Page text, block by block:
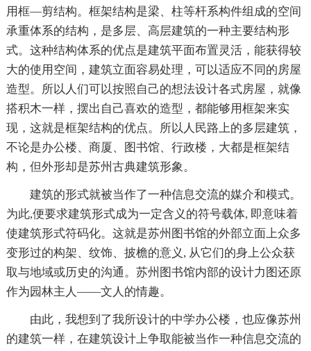
用框—剪结构。框架结构是梁、柱等杆系构件组成的空间
承重体系的结构，是多层、高层建筑的一种主要结构形
式。这种结构体系的优点是建筑平面布置灵活，能获得较
大的使用空间，建筑立面容易处理，可以适应不同的房屋
造型。所以人们可以按照自己的想法设计各式房屋，就像
搭积木一样，摆出自己喜欢的造型，都能够用框架来实
现，这就是框架结构的优点。所以人民路上的多层建筑，
不论是办公楼、商厦、图书馆、行政楼，大都是框架结
构，但外形却是苏州古典建筑形象。
建筑的形式就被当作了一种信息交流的媒介和模式。
为此,便要求建筑形式成为一定含义的符号载体, 即意味着
使建筑形式符码化。这就是苏州图书馆的外部立面上众多
变形过的构架、纹饰、披檐的意义, 从它们的身上公众获
取与地域或历史的沟通。苏州图书馆内部的设计力图还原
作为园林主人——文人的情趣。
由此，我想到了我所设计的中学办公楼，也应像苏州
的建筑一样，在建筑设计上争取能被当作一种信息交流的